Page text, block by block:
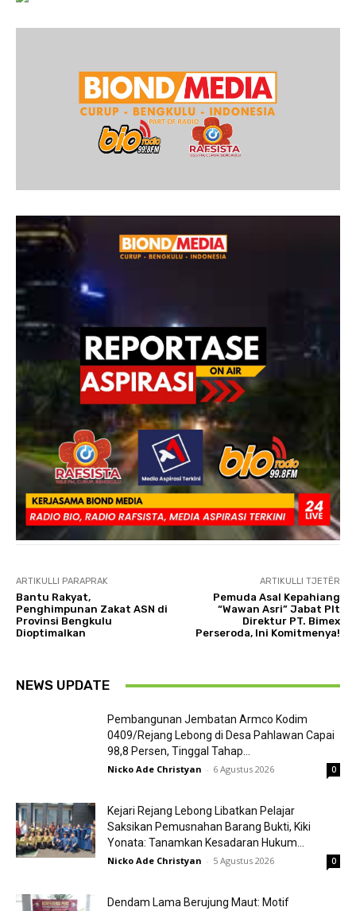
ARTIKULLI PARAPRAK
Bantu Rakyat,
Penghimpunan Zakat ASN di
Provinsi Bengkulu
Dioptimalkan
ARTIKULLI TJETËR
Pemuda Asal Kepahiang
“Wawan Asri” Jabat Plt
Direktur PT. Bimex
Perseroda, Ini Komitmenya!
NEWS UPDATE
Pembangunan Jembatan Armco Kodim
0409/Rejang Lebong di Desa Pahlawan Capai
98,8 Persen, Tinggal Tahap...
Nicko Ade Christyan - 6 Agustus 2026 0
Kejari Rejang Lebong Libatkan Pelajar
Saksikan Pemusnahan Barang Bukti, Kiki
Yonata: Tanamkan Kesadaran Hukum...
Nicko Ade Christyan - 5 Agustus 2026 0
Dendam Lama Berujung Maut: Motif